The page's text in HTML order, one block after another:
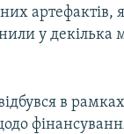
артефактів,
у декілька
в